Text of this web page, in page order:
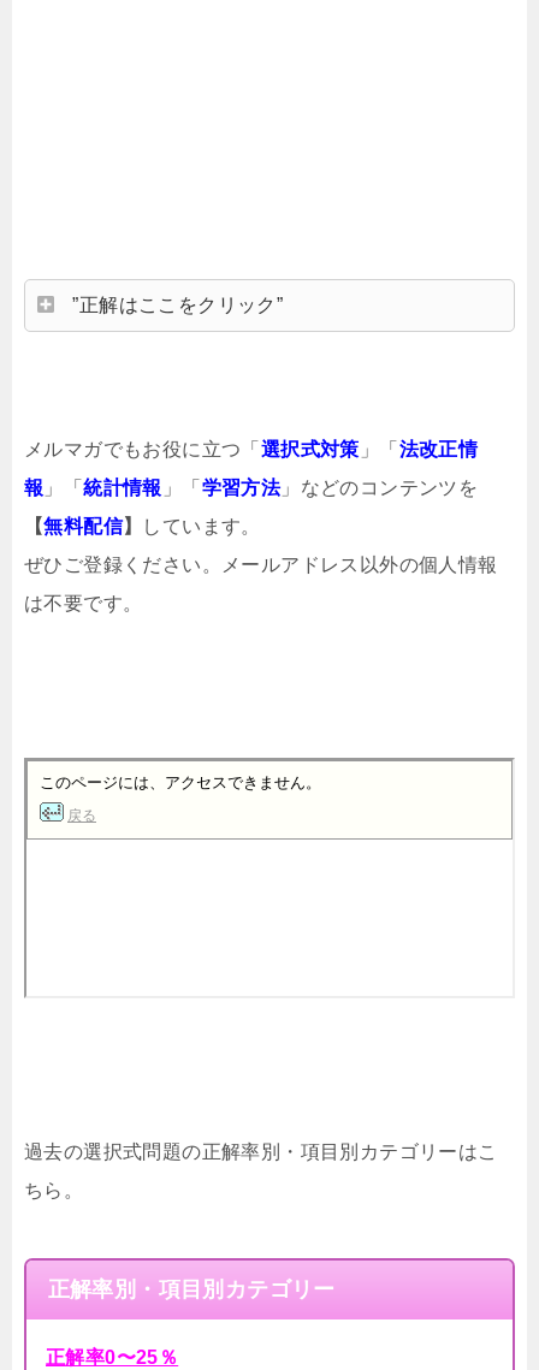
”正解はここをクリック”
メルマガでもお役に立つ「 選択式対策 」「 法改正情
報 」「統計情報 」「 学習方法」などのコンテンツを
【無料配信】
しています。
ぜひご登録ください。メールアドレス以外の個人情報
は不要です。
過去の選択式問題の正解率別・項目別カテゴリーはこ
ちら。
正解率別・項目別カテゴリー
正解率0〜25％